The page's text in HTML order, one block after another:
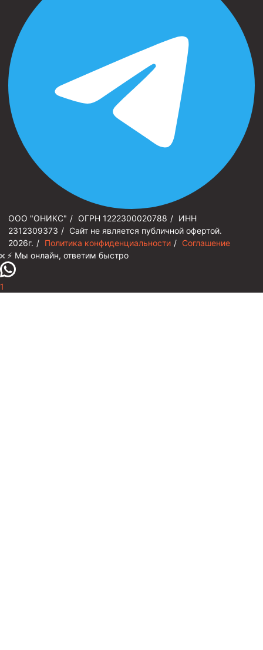
ООО "ОНИКС" / ОГРН 1222300020788 / ИНН
2312309373 / Сайт не является публичной офертой.
2026г. / Политика конфиденциальности / Соглашение
⚡️ Мы онлайн, ответим быстро
1